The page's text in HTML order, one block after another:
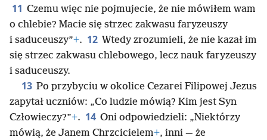
11 Czemu więc nie pojmujecie, że nie mówiłem wam
o chlebie? Macie się strzec zakwasu faryzeuszy
i saduceuszy”+. 12 Wtedy zrozumieli, że nie kazał im
się strzec zakwasu chlebowego, lecz nauk faryzeuszy
i saduceuszy.
13 Po przybyciu w okolice Cezarei Filipowej Jezus
zapytał uczniów: „Co ludzie mówią? Kim jest Syn
Człowieczy?”+. 14 Oni odpowiedzieli: „Niektórzy
mówią, że Janem Chrzcicielem+, inni — że